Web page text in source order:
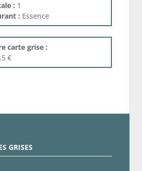
: 1
: Essence
carte grise :
€
GRISES